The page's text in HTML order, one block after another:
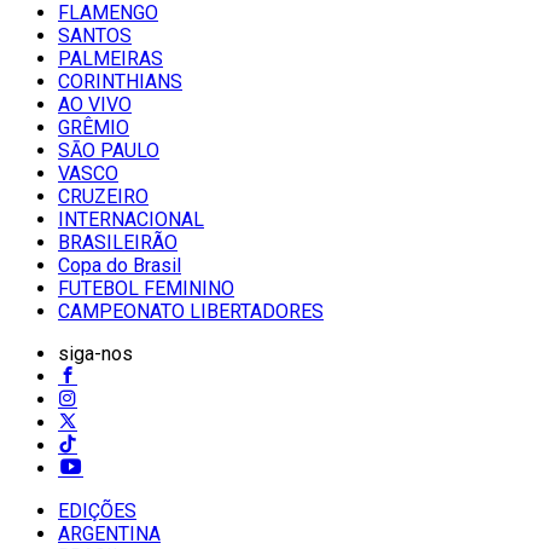
FLAMENGO
SANTOS
PALMEIRAS
CORINTHIANS
AO VIVO
GRÊMIO
SĀO PAULO
VASCO
CRUZEIRO
INTERNACIONAL
BRASILEIRÃO
Copa do Brasil
FUTEBOL FEMININO
CAMPEONATO LIBERTADORES
siga-nos
EDIÇÕES
ARGENTINA